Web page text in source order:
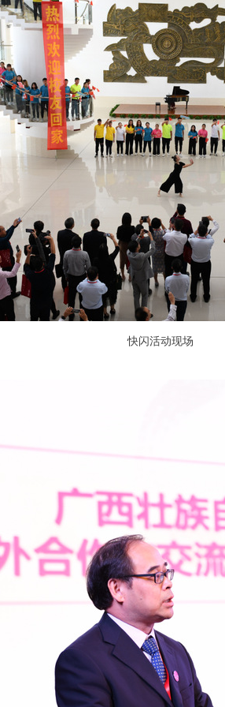
快闪活动现场